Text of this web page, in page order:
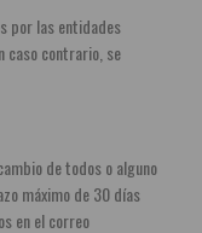
por las entidades
caso contrario, se
de todos o alguno
máximo de 30 días